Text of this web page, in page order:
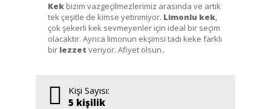
Kek bizim vazgeçilmezlerimiz arasında ve artık
tek çeşitle de kimse yetinmiyor. Limonlu kek,
çok şekerli kek sevmeyenler için ideal bir seçim
olacaktır. Ayrıca limonun ekşimsi tadı keke farklı
bir lezzet veriyor. Afiyet olsun..
Kişi Sayısı:
5 kişilik